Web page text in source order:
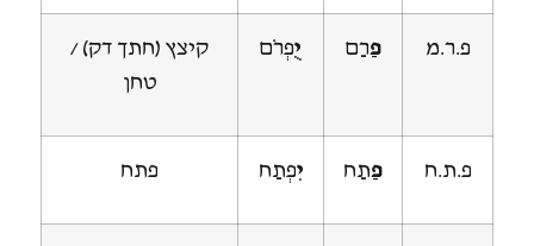
פ.ר.מ פַרַם יֻפְרֹם
קיצץ (חתך דק) /
טחן
פ.ת.ח פַתַח יִפְתַח פתח